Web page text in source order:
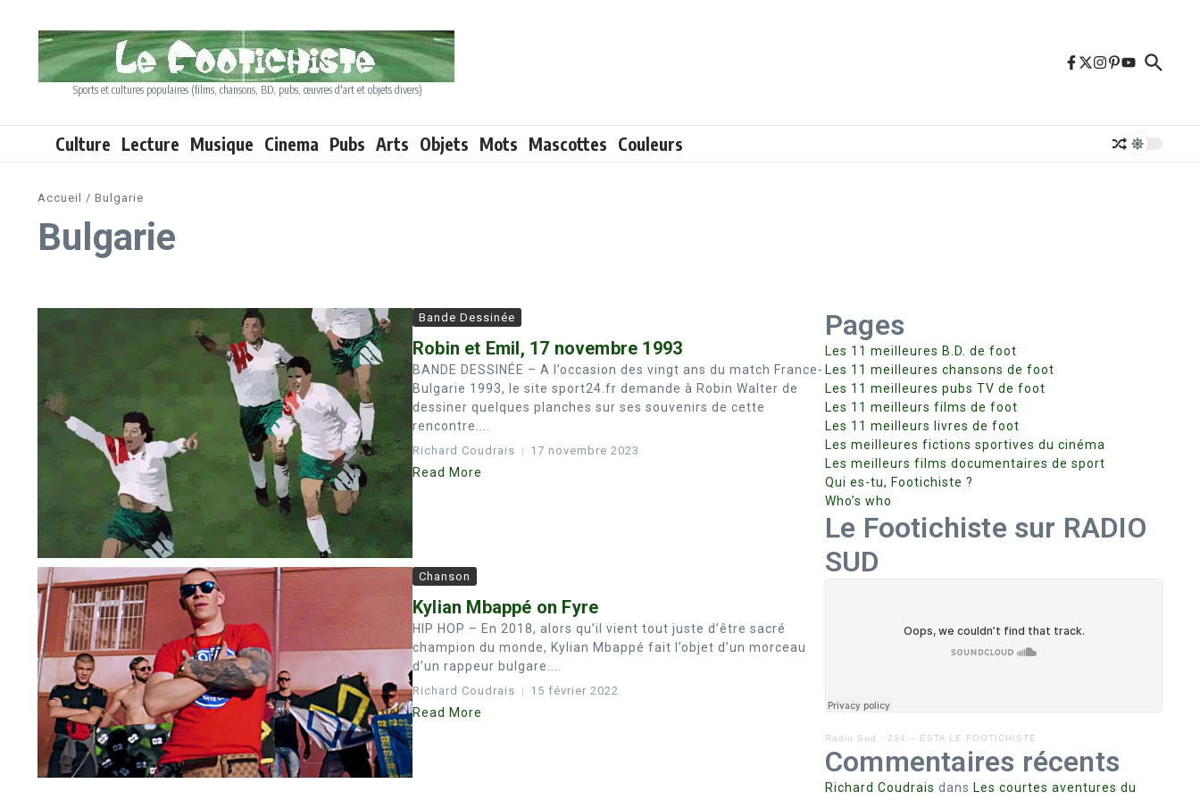
Sports et cultures populaires (films, chansons, BD, pubs, œuvres d'art et objets divers)
Culture Lecture Musique Cinema Pubs Arts Objets Mots Mascottes Couleurs
Accueil / Bulgarie
Bulgarie
Bande Dessinée
Robin et Emil, 17 novembre 1993
BANDE DESSINÉE – A l’occasion des vingt ans du match France-
Bulgarie 1993, le site sport24.fr demande à Robin Walter de
dessiner quelques planches sur ses souvenirs de cette
rencontre....
Richard Coudrais 17 novembre 2023
Read More
Chanson
Kylian Mbappé on Fyre
HIP HOP – En 2018, alors qu’il vient tout juste d’être sacré
champion du monde, Kylian Mbappé fait l’objet d’un morceau
d’un rappeur bulgare....
Richard Coudrais 15 février 2022
Read More
Pages
Les 11 meilleures B.D. de foot
Les 11 meilleures chansons de foot
Les 11 meilleures pubs TV de foot
Les 11 meilleurs films de foot
Les 11 meilleurs livres de foot
Les meilleures fictions sportives du cinéma
Les meilleurs films documentaires de sport
Qui es-tu, Footichiste ?
Who’s who
Le Footichiste sur RADIO
SUD
Radio Sud · 234 – ESTA LE FOOTICHISTE
Commentaires récents
Richard Coudrais dans Les courtes aventures du